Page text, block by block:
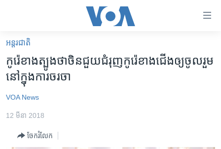
គេហទំព័រ​
ទាក់ទង
រំលង​
និង​
ទំព័រ​
អន្តរជាតិ
អាមេរិក
កម្ពុជាច្នៃប្រតិដ្ឋ
អន្តរជាតិ
កូរ៉េ​ខាង​ត្បូង​ថា​ចិន​ជួយ​ជំរុញ​កូរ៉េ​ខាង​ជើង​ឲ្យ​ចូលរួម​
នៅ​ក្នុង​ការ​ចរចា
VOA News
12 មីនា 2018
ចែករំលែក